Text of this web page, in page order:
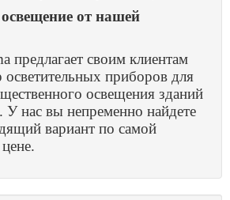
от нашей
предлагает своим клиентам
приборов для
освещения зданий
нас вы непременно найдете
вариант по самой